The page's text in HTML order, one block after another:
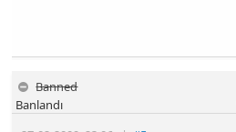
Banned
Banlandı